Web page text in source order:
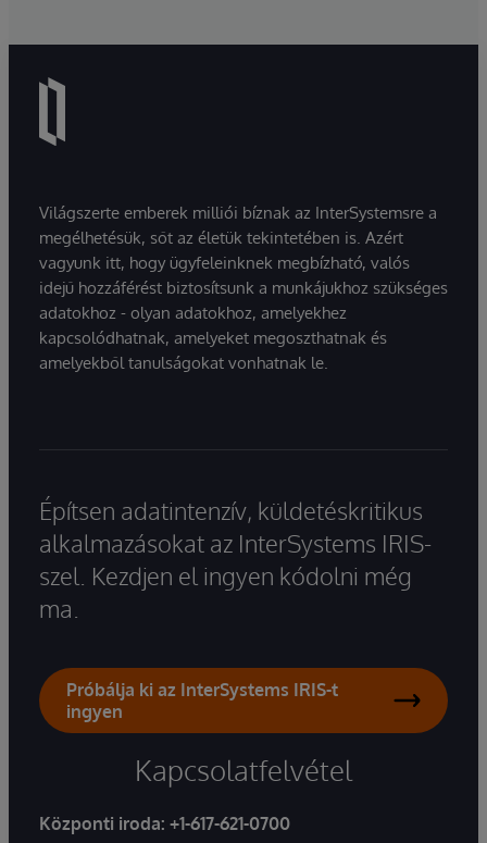
Világszerte emberek milliói bíznak az InterSystemsre a
megélhetésük, sőt az életük tekintetében is. Azért
vagyunk itt, hogy ügyfeleinknek megbízható, valós
idejű hozzáférést biztosítsunk a munkájukhoz szükséges
adatokhoz - olyan adatokhoz, amelyekhez
kapcsolódhatnak, amelyeket megoszthatnak és
amelyekből tanulságokat vonhatnak le.
Építsen adatintenzív, küldetéskritikus
alkalmazásokat az InterSystems IRIS-
szel. Kezdjen el ingyen kódolni még
ma.
Próbálja ki az InterSystems IRIS-t
ingyen
Kapcsolatfelvétel
Központi iroda: +1-617-621-0700